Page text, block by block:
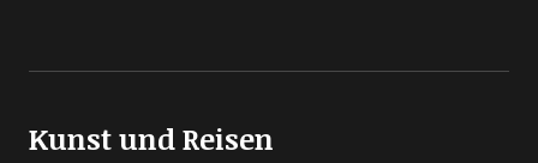
Kunst und Reisen